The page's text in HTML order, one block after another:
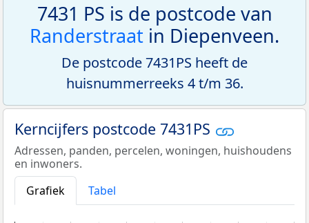
7431 PS is de postcode van
Randerstraat in Diepenveen.
De postcode 7431PS heeft de
huisnummerreeks 4 t/m 36.
Kerncijfers postcode 7431PS
Adressen, panden, percelen, woningen, huishoudens
en inwoners.
Grafiek
Tabel